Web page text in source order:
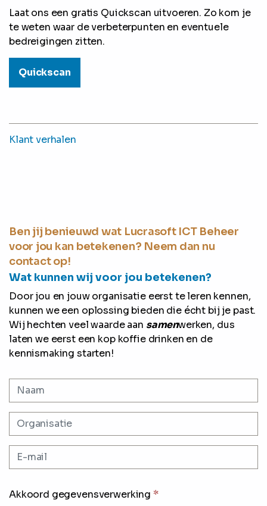
Laat ons een gratis Quickscan uitvoeren. Zo kom je
te weten waar de verbeterpunten en eventuele
bedreigingen zitten.
Quickscan
Klant verhalen
Ben jij benieuwd wat Lucrasoft ICT Beheer
voor jou kan betekenen? Neem dan nu
contact op!
Wat kunnen wij voor jou betekenen?
Door jou en jouw organisatie eerst te leren kennen,
kunnen we een oplossing bieden die écht bij je past.
Wij hechten veel waarde aan samenwerken, dus
laten we eerst een kop koffie drinken en de
kennismaking starten!
Akkoord gegevensverwerking *